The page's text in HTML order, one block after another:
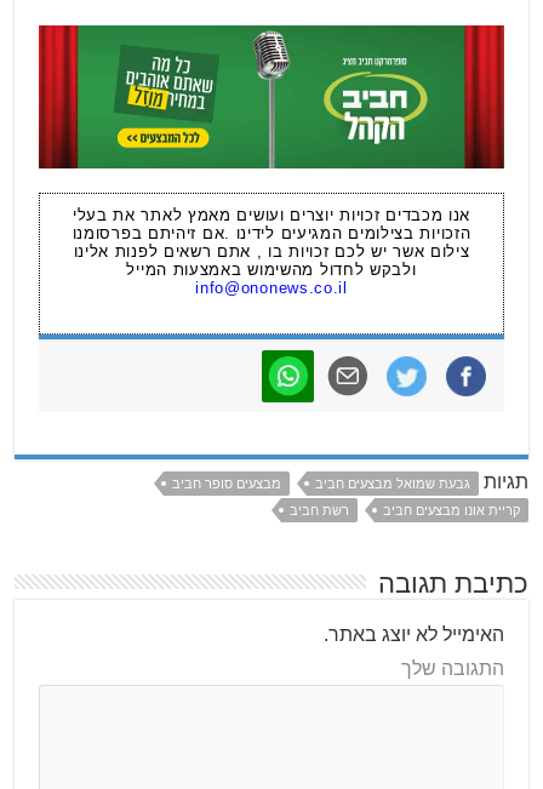
אנו מכבדים זכויות יוצרים ועושים מאמץ לאתר את בעלי
הזכויות בצילומים המגיעים לידינו .אם זיהיתם בפרסומנו
צילום אשר יש לכם זכויות בו , אתם רשאים לפנות אלינו
ולבקש לחדול מהשימוש באמצעות המייל
info@ononews.co.il
תגיות גבעת שמואל מבצעים חביב
מבצעים סופר חביב
קריית אונו מבצעים חביב
רשת חביב
כתיבת תגובה
האימייל לא יוצג באתר.
התגובה שלך